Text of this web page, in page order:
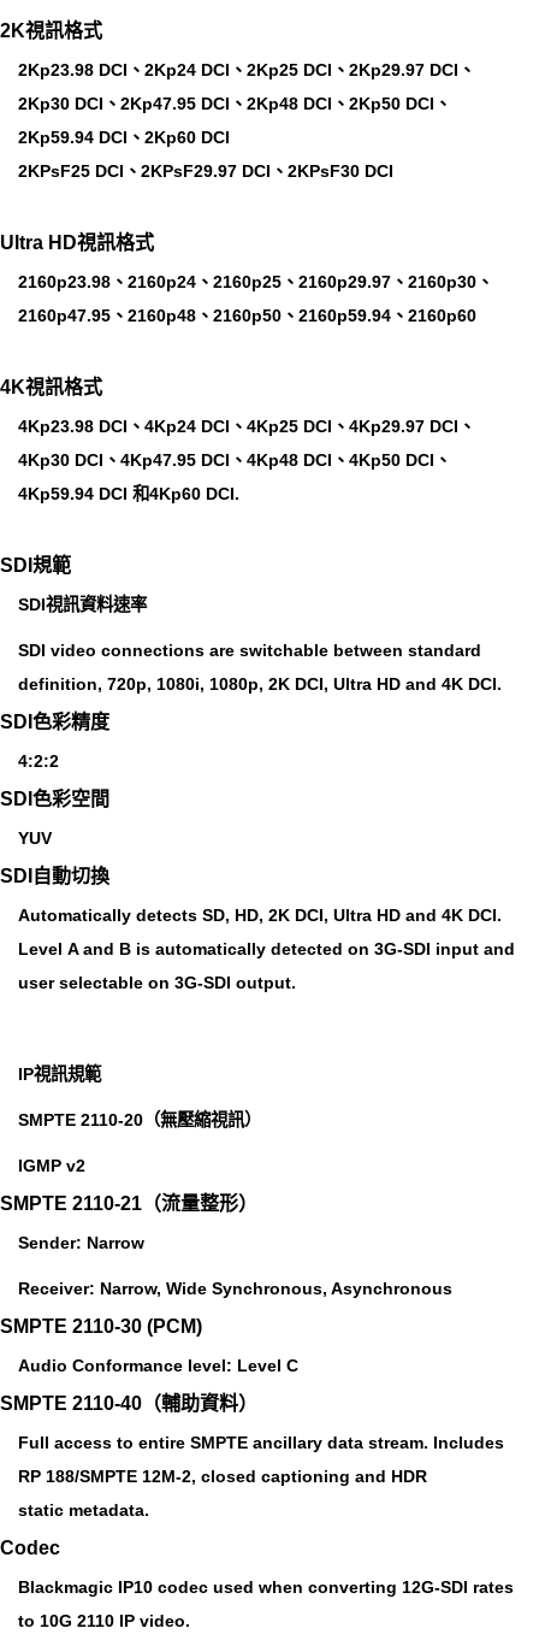
2K視訊格式
2Kp23.98 DCI、2Kp24 DCI、2Kp25 DCI、2Kp29.97 DCI、
2Kp30 DCI、2Kp47.95 DCI、2Kp48 DCI、2Kp50 DCI、
2Kp59.94 DCI、2Kp60 DCI
2KPsF25 DCI、2KPsF29.97 DCI、2KPsF30 DCI
Ultra HD視訊格式
2160p23.98、2160p24、2160p25、2160p29.97、2160p30、
2160p47.95、2160p48、2160p50、2160p59.94、2160p60
4K視訊格式
4Kp23.98 DCI、4Kp24 DCI、4Kp25 DCI、4Kp29.97 DCI、
4Kp30 DCI、4Kp47.95 DCI、4Kp48 DCI、4Kp50 DCI、
4Kp59.94 DCI 和4Kp60 DCI.
SDI規範
SDI視訊資料速率
SDI video connections are switchable between standard
definition, 720p, 1080i, 1080p, 2K DCI, Ultra HD and 4K DCI.
SDI色彩精度
4:2:2
SDI色彩空間
YUV
SDI自動切換
Automatically detects SD, HD, 2K DCI, Ultra HD and 4K DCI.
Level A and B is automatically detected on 3G‑SDI input and
user selectable on 3G‑SDI output.
IP視訊規範
SMPTE 2110-20（無壓縮視訊）
IGMP v2
SMPTE 2110-21（流量整形）
Sender: Narrow
Receiver: Narrow, Wide Synchronous, Asynchronous
SMPTE 2110-30 (PCM)
Audio Conformance level: Level C
SMPTE 2110-40（輔助資料）
Full access to entire SMPTE ancillary data stream. Includes
RP 188/SMPTE 12M-2, closed captioning and HDR
static metadata.
Codec
Blackmagic IP10 codec used when converting 12G-SDI rates
to 10G 2110 IP video.